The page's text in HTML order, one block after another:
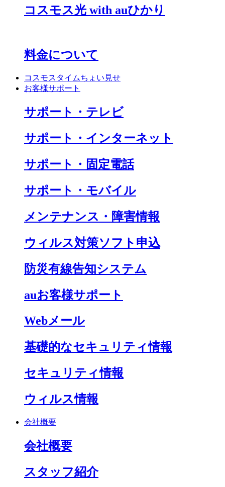
コスモス光 with auひかり
料金について
コスモスタイムちょい見せ
お客様サポート
サポート・テレビ
サポート・インターネット
サポート・固定電話
サポート・モバイル
メンテナンス・障害情報
ウィルス対策ソフト申込
防災有線告知システム
auお客様サポート
Webメール
基礎的なセキュリティ情報
セキュリティ情報
ウィルス情報
会社概要
会社概要
スタッフ紹介